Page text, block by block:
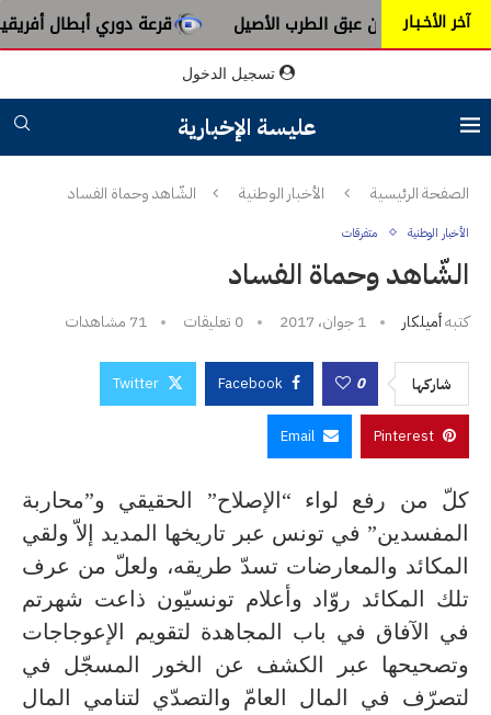
آخر الأخـبـار
من عبق الطرب الأصيل قرعة دوري أبطال أفريقيا : النادي
تسجيل الدخول
عليسة الإخبارية
الصفحة الرئيسية الأخبار الوطنية الشّاهد وحماة الفساد
الأخبار الوطنية متفرقات
الشّاهد وحماة الفساد
كتبهأميلكار 1 جوان، 2017 0 تعليقات 71 مشاهدات
شاركها 0
Facebook
Twitter
Pinterest
Email
كلّ من رفع لواء “الإصلاح” الحقيقي و”محاربة
المفسدين” في تونس عبر تاريخها المديد إلاّ ولقي
المكائد والمعارضات تسدّ طريقه، ولعلّ من عرف
تلك المكائد روّاد وأعلام تونسيّون ذاعت شهرتم
في الآفاق في باب المجاهدة لتقويم الإعوجاجات
وتصحيحها عبر الكشف عن الخور المسجّل في
لتصرّف في المال العامّ والتصدّي لتنامي المال